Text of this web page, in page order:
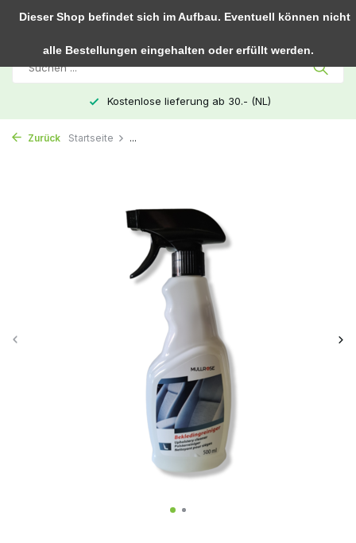
0
Kostenlose lieferung ab 30.- (NL)
Zurück Startseite ...
Dieser Shop befindet sich im Aufbau. Eventuell können nicht
alle Bestellungen eingehalten oder erfüllt werden.